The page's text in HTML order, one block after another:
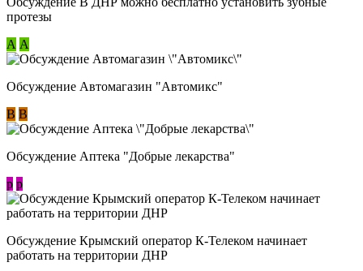
протезы
А А
Обсуждение Автомагазин "Автомикс"
В В
Обсуждение Аптека "Добрые лекарства"
p p
Обсуждение Крымский оператор К-Телеком начинает
работать на территории ДНР